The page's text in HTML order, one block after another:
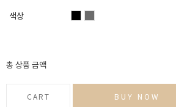
색상
총 상품 금액
CART BUY NOW